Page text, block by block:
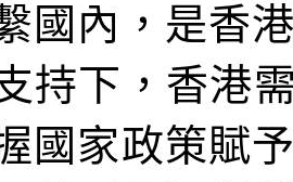
國內，是香
持下，香港
國家政策賦